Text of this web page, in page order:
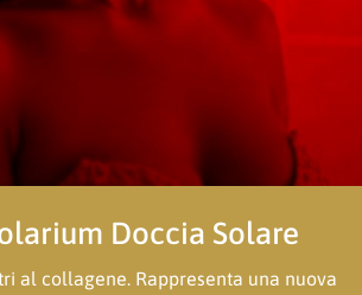
Doccia Solare
al collagene. Rappresenta una nuova